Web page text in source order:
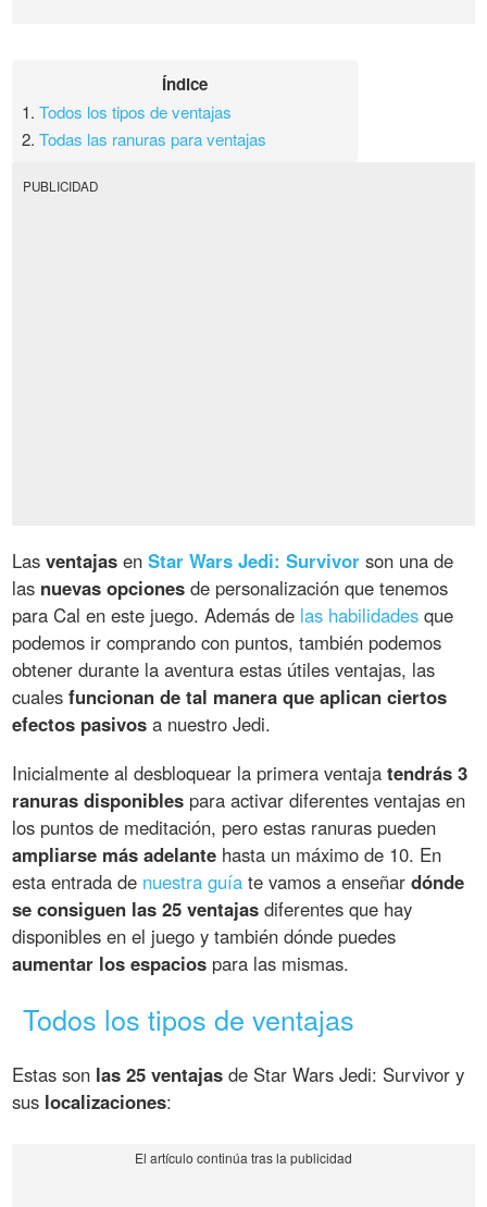
Índice
1.Todos los tipos de ventajas
2.Todas las ranuras para ventajas
PUBLICIDAD
Lasventajas enStar Wars Jedi: Survivor son una de
las nuevas opciones de personalización que tenemos
para Cal en este juego. Además de las habilidades que
podemos ir comprando con puntos, también podemos
obtener durante la aventura estas útiles ventajas, las
cualesfuncionan de tal manera que aplican ciertos
efectos pasivos a nuestro Jedi.
Inicialmente al desbloquear la primera ventajatendrás 3
ranuras disponibles para activar diferentes ventajas en
los puntos de meditación, pero estas ranuras pueden
ampliarse más adelante hasta un máximo de 10. En
esta entrada de nuestra guía te vamos a enseñardónde
se consiguen las 25 ventajas diferentes que hay
disponibles en el juego y también dónde puedes
aumentar los espacios para las mismas.
Todos los tipos de ventajas
Estas son las 25 ventajas de Star Wars Jedi: Survivor y
sus localizaciones: